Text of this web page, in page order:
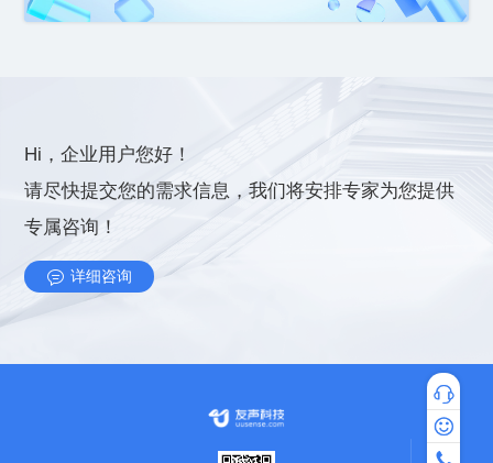
Hi，企业用户您好！
专属咨询！
详细咨询
专家咨询
热线咨